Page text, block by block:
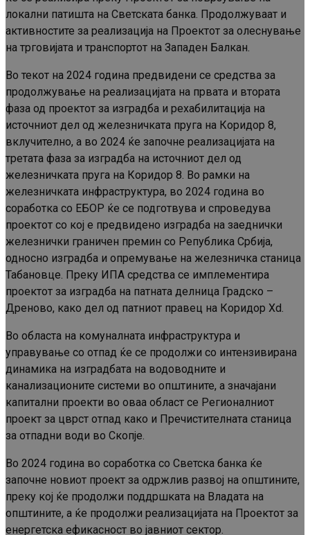
локални патишта на Светската банка. Продолжуваат и
активностите за реализација на Проектот за олеснување
на трговијата и транспортот на Западен Балкан.
Во текот на 2024 година предвидени се средства за
продолжување на реализацијата на првата и втората
фаза од проектот за изградба и рехабилитација на
источниот дел од железничката пруга на Коридор 8,
вклучително, а во 2024 ќе започне реализацијата на
третата фаза за изградба на источниот дел од
железничката пруга на Коридор 8. Во рамки на
железничката инфраструктура, во 2024 година во
соработка со ЕБОР ќе се подготвува и спроведува
проектот со кој е предвидено изградба на заеднички
железнички граничен премин со Република Србија,
односно изградба и опремување на железничка станица
Табановце. Преку ИПА средства се имплементира
проектот за изградба на патната делница Градско –
Дреново, како дел од патниот правец на Коридор Xd.
Во областа на комуналната инфраструктура и
управување со отпад ќе се продолжи со интензивирана
динамика на изградбата на водоводните и
канализационите системи во општините, а значајани
капитални проекти во оваа област се Регионалниот
проект за цврст отпад како и Пречистителната станица
за отпадни води во Скопје.
Во 2024 година во соработка со Светска банка ќе
започне новиот проект за одржлив развој на општините,
преку кој ќе продолжи поддршката на Владата на
општините, а ќе продолжи реализацијата на Проектот за
енергетска ефикасност во јавниот сектор.